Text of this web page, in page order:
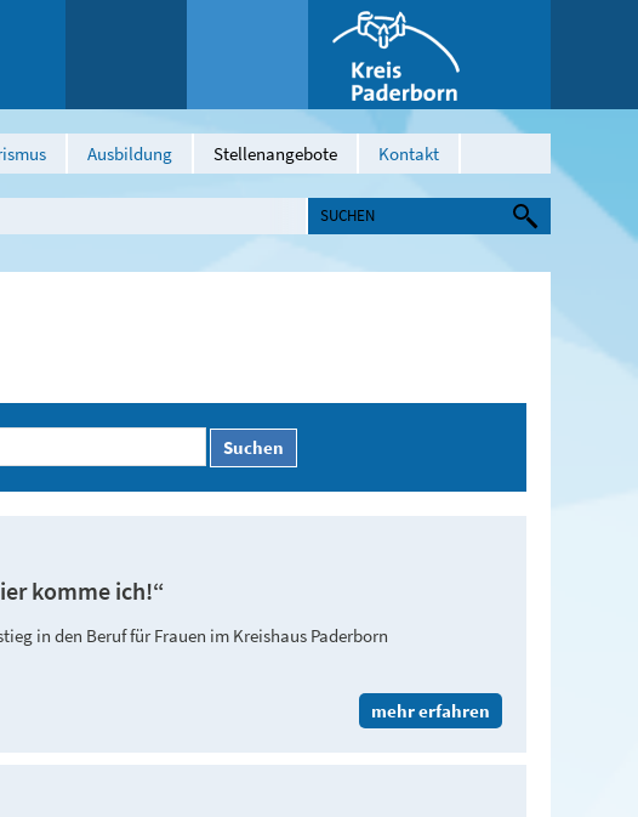
Ausbildung Stellenangebote Kontakt
Suchen
komme ich!“
in den Beruf für Frauen im Kreishaus Paderborn
mehr erfahren